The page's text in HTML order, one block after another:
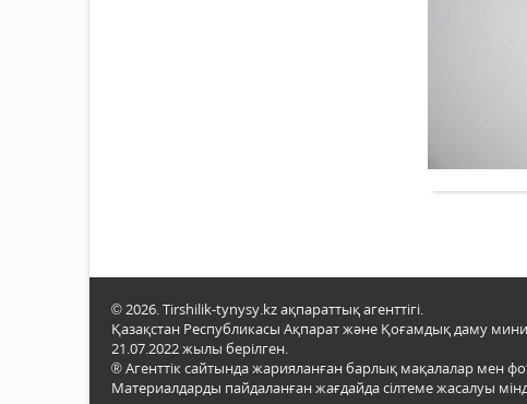
© 2026. Tirshilik-tynysy.kz ақпараттық агенттігі.
Қазақстан Республикасы Ақпарат және Қоғамдық даму
21.07.2022 жылы берілген.
® Агенттік сайтында жарияланған барлық мақалалар мен
Материалдарды пайдаланған жағдайда сілтеме жасалуы